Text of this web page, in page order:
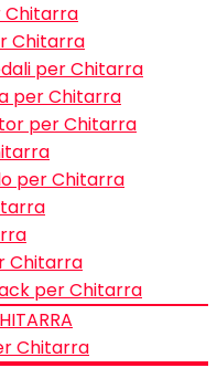
Chitarra
Chitarra
per Chitarra
per Chitarra
per Chitarra
per Chitarra
Chitarra
per Chitarra
Chitarra